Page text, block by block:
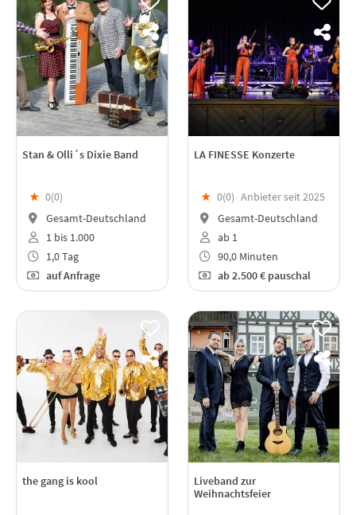
Stan & Olli´s Dixie Band
★ 0(0)
Gesamt-Deutschland
1 bis 1.000
1,0 Tag
auf Anfrage
LA FINESSE Konzerte
★ 0(0) Anbieter seit 2025
Gesamt-Deutschland
ab 1
90,0 Minuten
ab2.500 € pauschal
the gang is kool
Liveband zur
Weihnachtsfeier